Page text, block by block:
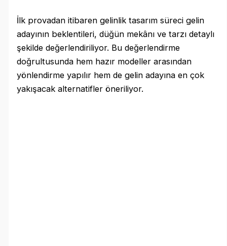
İlk provadan itibaren gelinlik tasarım süreci gelin
adayının beklentileri, düğün mekânı ve tarzı detaylı
şekilde değerlendiriliyor. Bu değerlendirme
doğrultusunda hem hazır modeller arasından
yönlendirme yapılır hem de gelin adayına en çok
yakışacak alternatifler öneriliyor.